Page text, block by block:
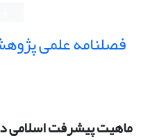
فصلنامه علمی
ماهیت پیشرفت اسلامی